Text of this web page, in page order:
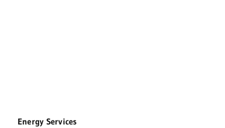
Energy Services